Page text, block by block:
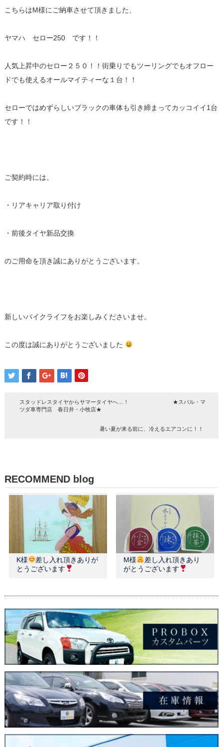
こちらはM様にご納車させて頂きました、
ヤマハ セロー250 です！！
人気上昇中のセロー２５０！！街乗りでもツーリングでもオフロー
ドでも使えるオールマイティーな１台！！
セローではめずらしいブラックの車体も引き締まってカッコイイ1台
です！！
ご契約時には、
・リアキャリア取り付け
・前後タイヤ新品交換
のご用命を頂き誠にありがとうございます。
新しいバイクライフをお楽しみくださいませ。
この度は誠にありがとうございました
スタッドレスタイヤからサマータイヤへ…！ ★スバル・マ
ツダ車専門店 春日井・小牧店★
暑い夏が来る前に、冷えるエアコンに！！
RECOMMEND blog
K様
差し入れ頂きありが
とうございます
M様
差し入れ頂きあり
がとうございます